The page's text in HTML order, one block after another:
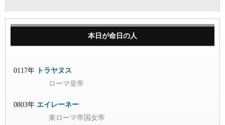
本日が命日の人
0117年
トラヤヌス
ローマ皇帝
0803年 エイレーネー
東ローマ帝国女帝